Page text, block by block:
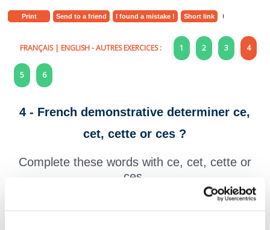
Print Send to a friend I found a mistake ! Short link
FRANÇAIS| ENGLISH- AUTRES EXERCICES : 1 2 3 4
5 6
4 - French demonstrative determiner ce,
cet, cette or ces ?
Complete these words with ce, cet, cette or
ces.
French demonstrative determiner agree in